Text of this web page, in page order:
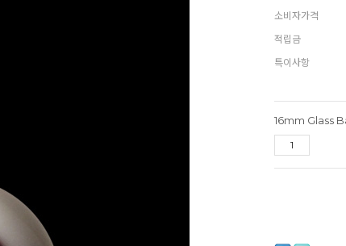
소비자가격
적립금
특이사항
16mm Glass